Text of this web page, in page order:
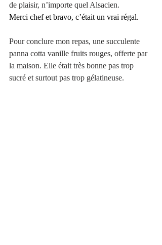
de plaisir, n’importe quel Alsacien.
Merci chef et bravo, c’était un vrai régal.
Pour conclure mon repas, une succulente
panna cotta vanille fruits rouges, offerte par
la maison. Elle était très bonne pas trop
sucré et surtout pas trop gélatineuse.